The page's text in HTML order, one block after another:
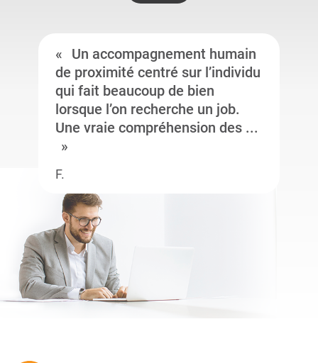
Un accompagnement humain
de proximité centré sur l’individu
qui fait beaucoup de bien
lorsque l’on recherche un job.
Une vraie compréhension des ...
F.